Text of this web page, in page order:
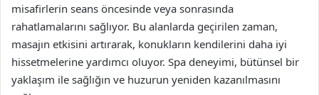
misafirlerin seans öncesinde veya sonrasında
rahatlamalarını sağlıyor. Bu alanlarda geçirilen zaman,
masajın etkisini artırarak, konukların kendilerini daha iyi
hissetmelerine yardımcı oluyor. Spa deneyimi, bütünsel bir
yaklaşım ile sağlığın ve huzurun yeniden kazanılmasını